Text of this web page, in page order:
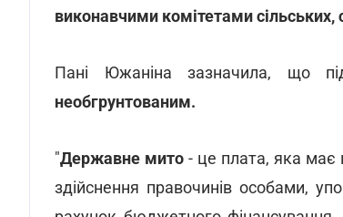
виконавчими комітетами
Пані Южаніна зазначила, що
необгрунтованим.
"Державне мито - це плата, яка має
здійснення правочинів особами,